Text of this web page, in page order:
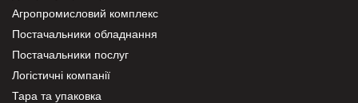
Агропромисловий комплекс
Постачальники обладнання
Постачальники послуг
Логістичні компанії
Тара та упаковка